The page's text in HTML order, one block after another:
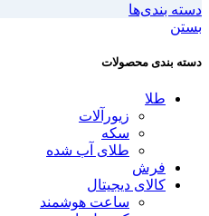
دسته بندی‌ها
بستن
دسته بندی محصولات
طلا
زیورآلات
سکه
طلای آب شده
فرش
کالای دیجیتال
ساعت هوشمند